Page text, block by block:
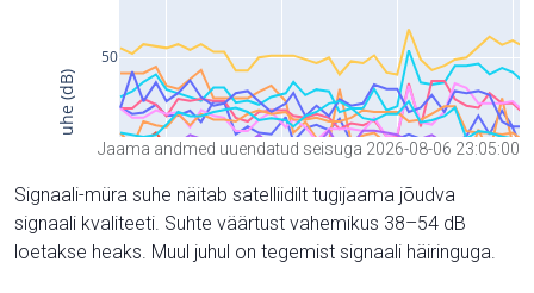
Jaama andmed uuendatud seisuga 2026-08-06 23:05:00
Signaali-müra suhe näitab satelliidilt tugijaama jõudva
signaali kvaliteeti. Suhte väärtust vahemikus 38–54 dB
loetakse heaks. Muul juhul on tegemist signaali häiringuga.